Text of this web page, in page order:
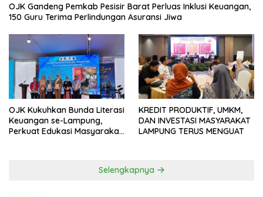
OJK Gandeng Pemkab Pesisir Barat Perluas Inklusi Keuangan,
150 Guru Terima Perlindungan Asuransi Jiwa
OJK Kukuhkan Bunda Literasi
Keuangan se-Lampung,
Perkuat Edukasi Masyarakat
KREDIT PRODUKTIF, UMKM,
DAN INVESTASI MASYARAKAT
LAMPUNG TERUS MENGUAT
Selengkapnya